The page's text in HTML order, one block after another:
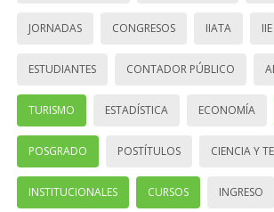
JORNADAS CONGRESOS IIATA IIE
ESTUDIANTES CONTADOR PÚBLICO
TURISMO ESTADÍSTICA ECONOMÍA
POSGRADO POSTÍTULOS CIENCIA Y
INSTITUCIONALES CURSOS INGRESO